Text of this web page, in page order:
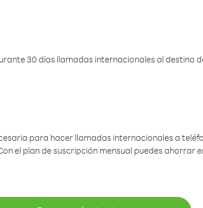
30 días llamadas internacionales al destino
para hacer llamadas internacionales a
el plan de suscripción mensual puedes ahorrar